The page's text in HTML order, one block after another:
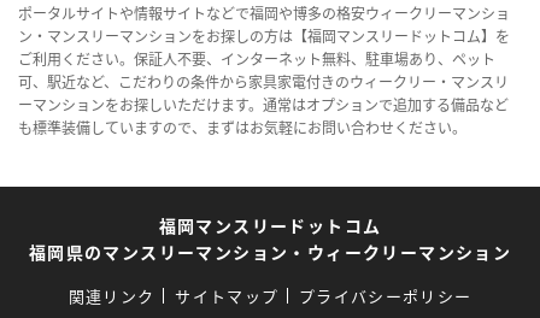
ポータルサイトや情報サイトなどで福岡や博多の格安ウィークリーマンショ
ン・マンスリーマンションをお探しの方は【福岡マンスリードットコム】を
ご利用ください。保証人不要、インターネット無料、駐車場あり、ペット
可、駅近など、こだわりの条件から家具家電付きのウィークリー・マンスリ
ーマンションをお探しいただけます。通常はオプションで追加する備品など
も標準装備していますので、まずはお気軽にお問い合わせください。
福岡マンスリードットコム
福岡県のマンスリーマンション・ウィークリーマンション
関連リンク サイトマップ
プライバシーポリシー